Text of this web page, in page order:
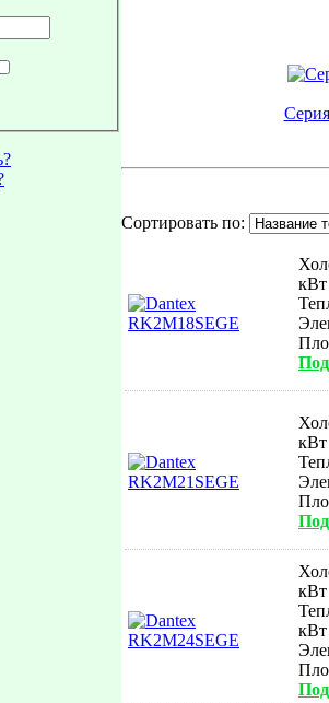
Сортировать по:
кВт
кВт
кВт
кВт